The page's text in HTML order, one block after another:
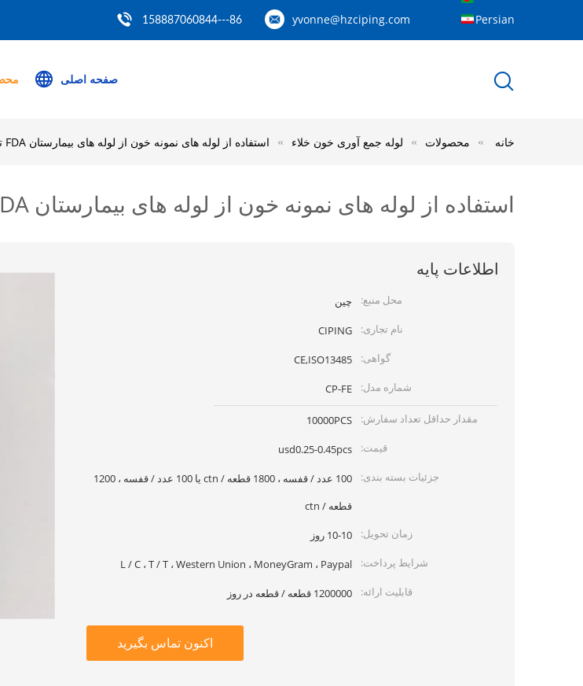
yvonne@hzciping.com
86---158887060844 Persian
صفحه اصلی
خانه محصولات لوله جمع آوری خون خلاء استفاده از لوله های نمونه خون از لوله های بیمارستان FDA تایید نشده غیر سمی
استفاده از لوله های نمونه خون از لوله های بیمارستان FDA تایید نشده غیر سمی
اطلاعات پایه
محل منبع:
چین
نام تجاری:
CIPING
گواهی:
CE,ISO13485
شماره مدل:
CP-FE
مقدار حداقل تعداد سفارش:
10000PCS
قیمت:
usd0.25-0.45pcs
جزئیات بسته بندی:
100 عدد / قفسه ، 1800 قطعه / ctn یا 100 عدد / قفسه ، 1200
قطعه / ctn
زمان تحویل:
10-10 روز
شرایط پرداخت:
L / C ، T / T ، Western Union ، MoneyGram ، Paypal
قابلیت ارائه:
1200000 قطعه / قطعه در روز
اکنون تماس بگیرید